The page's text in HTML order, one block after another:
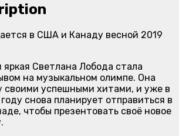
в США и Канаду весной 2019
Светлана Лобода стала
на музыкальном олимпе. Она
своими успешными хитами, и уже в
снова планирует отправиться в
чтобы презентовать своё новое